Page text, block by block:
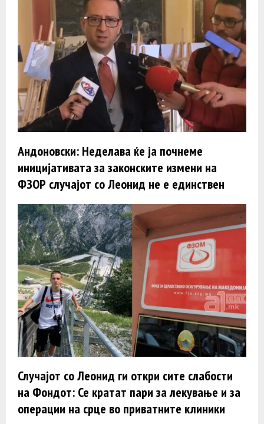
Андоновски: Неделава ќе ја почнеме
иницијативата за законските измени на
ФЗОР случајот со Леонид не е единствен
Случајот со Леонид ги откри сите слабости
на Фондот: Се кратат пари за лекување и за
операции на срце во приватните клиники